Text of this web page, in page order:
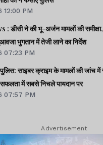
12:00 PM
डीसी ने की भू-अर्जन मामलों की समीक्षा,
भुगतान में तेजी लाने का निर्देश
07:23 PM
की जांच में राज्य
में सबसे निचले पायदान पर
07:57 PM
Advertisement